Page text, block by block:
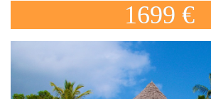
1699 €